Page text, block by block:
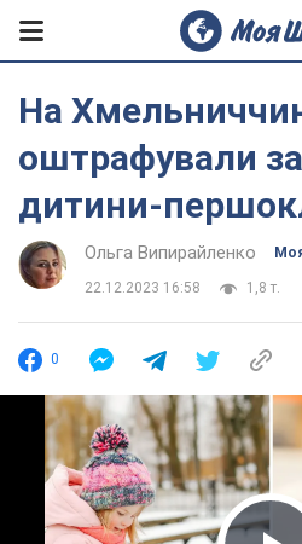
На
оштрафували за
дитини-
Ольга Випирайленко
22.12.2023 16:58 1,8 т.
0